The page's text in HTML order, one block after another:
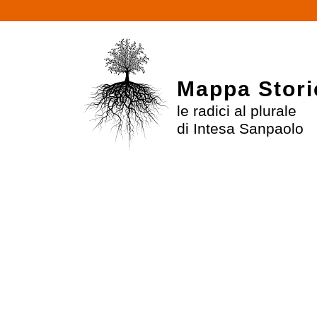
Mappa
le radici al plurale
di Intesa Sanpaolo